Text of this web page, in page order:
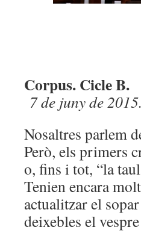
Corpus. Cicle B.
7 de juny de 2015.
Nosaltres parlem
Però, els primers
o, fins i tot, “la
Tenien encara
actualitzar el
deixebles el